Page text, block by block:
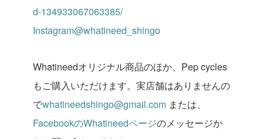
d-134933067063385/
Instagram@whatineed_shingo
Whatineedオリジナル商品のほか、Pep cycles
もご購入いただけます。実店舗はありませんの
でwhatineedshingo@gmail.com または、
FacebookのWhatineedページのメッセージか